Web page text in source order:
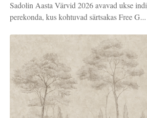
Sadolin Aasta Värvid 2026 avavad ukse
perekonda, kus kohtuvad särtsakas Free G...